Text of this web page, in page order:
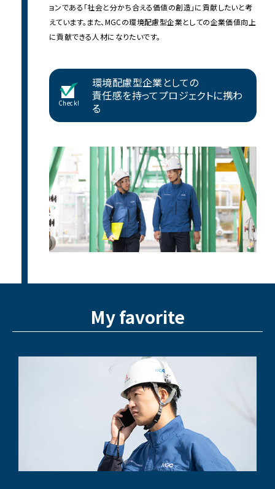
ョンである「社会と分かち合える価値の創造」に貢献したいと考
えています。また、MGCの環境配慮型企業としての企業価値向上
に貢献できる人材になりたいです。
Check!
環境配慮型企業としての
責任感を持ってプロジェクトに携わ
る
My favorite